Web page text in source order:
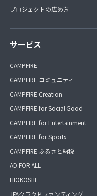
プロジェクトの広め方
サービス
CAMPFIRE
CAMPFIRE コミュニティ
CAMPFIRE Creation
CAMPFIRE for Social Good
CAMPFIRE for Entertainment
CAMPFIRE for Sports
CAMPFIRE ふるさと納税
AD FOR ALL
HIOKOSHI
JFAクラウドファンディング